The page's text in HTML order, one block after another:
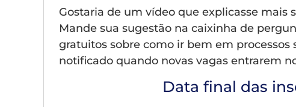
Gostaria de um vídeo que explicasse mais
Mande sua sugestão na caixinha de
gratuitos sobre como ir bem em processos
notificado quando novas vagas entrarem
Data final das